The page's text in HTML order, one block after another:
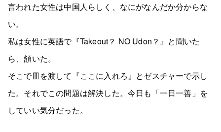
言われた女性は中国人らしく、なにがなんだか分からな
い。
私は女性に英語で『Takeout？ NO Udon？』と聞いた
ら、頷いた。
そこで皿を渡して『ここに入れろ』とゼスチャーで示し
た。それでこの問題は解決した。今日も「一日一善」を
していい気分だった。